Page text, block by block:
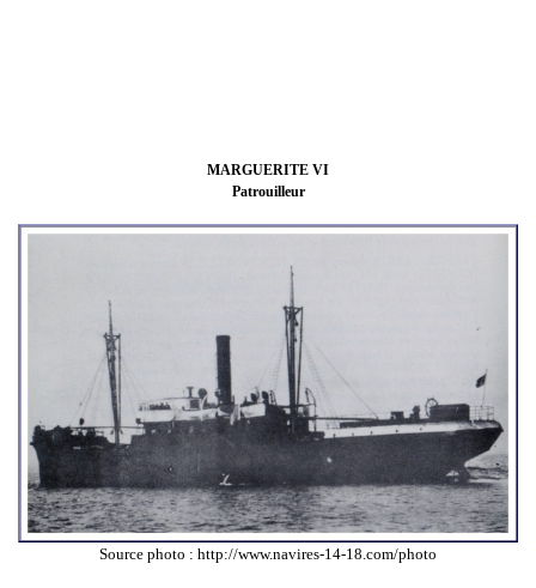
MARGUERITE VI
Patrouilleur
Source photo : http://www.navires-14-18.com/photo